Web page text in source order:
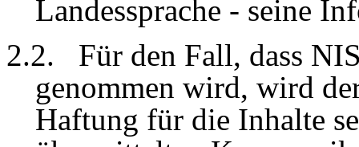
Landessprache - seine
2.2. Für den Fall, dass
genommen wird, wird
Haftung für die Inhalte